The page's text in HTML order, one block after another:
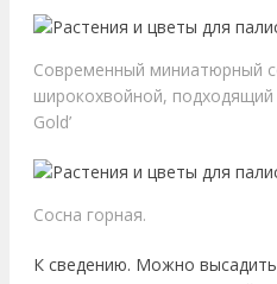
Современный миниатюрный
широкохвойной, подходящий
Gold’
Сосна горная.
К сведению. Можно